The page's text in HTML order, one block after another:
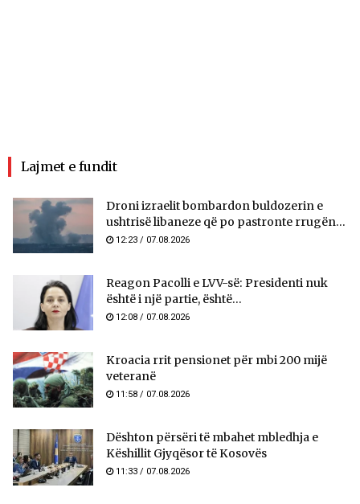
Lajmet e fundit
Droni izraelit bombardon buldozerin e
ushtrisë libaneze që po pastronte rrugën...
12:23 / 07.08.2026
Reagon Pacolli e LVV-së: Presidenti nuk
është i një partie, është...
12:08 / 07.08.2026
Kroacia rrit pensionet për mbi 200 mijë
veteranë
11:58 / 07.08.2026
​Dështon përsëri të mbahet mbledhja e
Këshillit Gjyqësor të Kosovës
11:33 / 07.08.2026